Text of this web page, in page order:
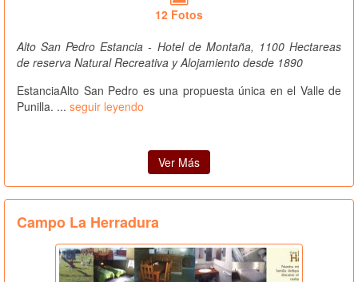
12 Fotos
Alto San Pedro Estancia - Hotel de Montaña, 1100 Hectareas
de reserva Natural Recreativa y Alojamiento desde 1890
EstanciaAlto San Pedro es una propuesta única en el Valle de
Punilla. ... seguir leyendo
Ver Más
Campo La Herradura